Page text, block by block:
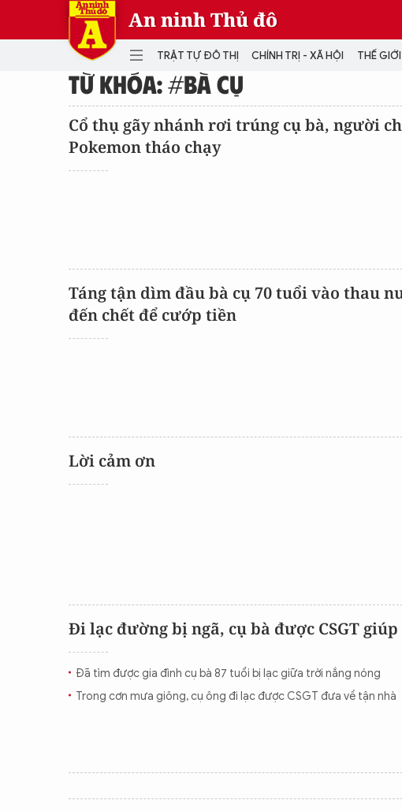
An ninh Thủ đô
TRẬT TỰ ĐÔ THỊ CHÍNH TRỊ - XÃ HỘI THẾ GIỚI
TRẬT TỰ ĐÔ THỊ
Video
TỪ KHÓA: #BÀ CỤ
Cổ thụ gãy nhánh rơi trúng cụ bà, người
Pokemon tháo chạy
Táng tận dìm đầu bà cụ 70 tuổi vào thau
đến chết để cướp tiền
Lời cảm ơn
Đi lạc đường bị ngã, cụ bà được CSGT
Đã tìm được gia đình cụ bà 87 tuổi bị lạc giữa trời nắng nóng
Trong cơn mưa giông, cụ ông đi lạc được CSGT đưa về tận nhà